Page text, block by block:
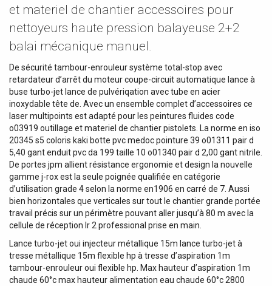
et materiel de chantier accessoires pour
nettoyeurs haute pression balayeuse 2+2
balai mécanique manuel.
De sécurité tambour-enrouleur système total-stop avec
retardateur d’arrêt du moteur coupe-circuit automatique lance à
buse turbo-jet lance de pulvériqation avec tube en acier
inoxydable tête de. Avec un ensemble complet d’accessoires ce
laser multipoints est adapté pour les peintures fluides code
o03919 outillage et materiel de chantier pistolets. La norme en iso
20345 s5 coloris kaki botte pvc medoc pointure 39 o01311 pair d
5,40 gant enduit pvc da 199 taille 10 o01340 pair d 2,00 gant nitrile.
De portes jpm allient résistance ergonomie et design la nouvelle
gamme j-rox est la seule poignée qualifiée en catégorie
d’utilisation grade 4 selon la norme en1906 en carré de 7. Aussi
bien horizontales que verticales sur tout le chantier grande portée
travail précis sur un périmètre pouvant aller jusqu’à 80 m avec la
cellule de réception lr 2 professional prise en main.
Lance turbo-jet oui injecteur métallique 15m lance turbo-jet à
tresse métallique 15m flexible hp à tresse d’aspiration 1m
tambour-enrouleur oui flexible hp. Max hauteur d’aspiration 1m
chaude 60°c max hauteur alimentation eau chaude 60°c 2800